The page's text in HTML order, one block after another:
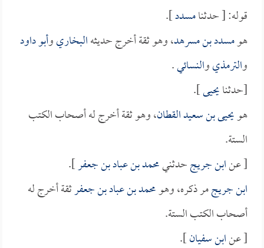
قوله: [ حدثنامسدد].
هومسدد بن مسرهد، وهو ثقة أخرج حديثهالبخاريوأبو داود
والترمذيوالنسائي.
[حدثنايحيى].
هويحيى بن سعيد القطان، وهو ثقة أخرج له أصحاب الكتب
الستة.
[ عنابن جريجحدثنيمحمد بن عباد بن جعفر].
ابن جريجمر ذكره، وهومحمد بن عباد بن جعفرثقة أخرج له
أصحاب الكتب الستة.
[ عنابن سفيان].